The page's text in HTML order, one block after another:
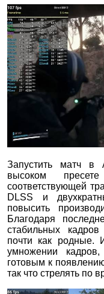
Запустить матч в
высоком
соответствующей
DLSS и
повысить
Благодаря
стабильных
почти как
умножении
готовым к
так что стрелять по